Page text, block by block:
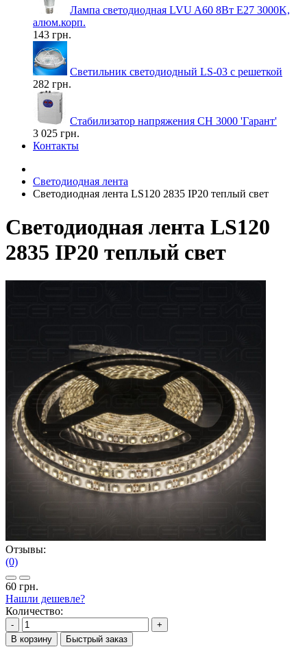
Лампа светодиодная LVU A60 8Вт E27 3000K,
алюм.корп.
143 грн.
Светильник светодиодный LS-03 с решеткой
282 грн.
Стабилизатор напряжения СН 3000 'Гарант'
3 025 грн.
Контакты
Светодиодная лента
Светодиодная лента LS120 2835 IP20 теплый свет
Светодиодная лента LS120
2835 IP20 теплый свет
Отзывы:
(0)
60 грн.
Нашли дешевле?
Количество:
-
+
В корзину
Быстрый заказ